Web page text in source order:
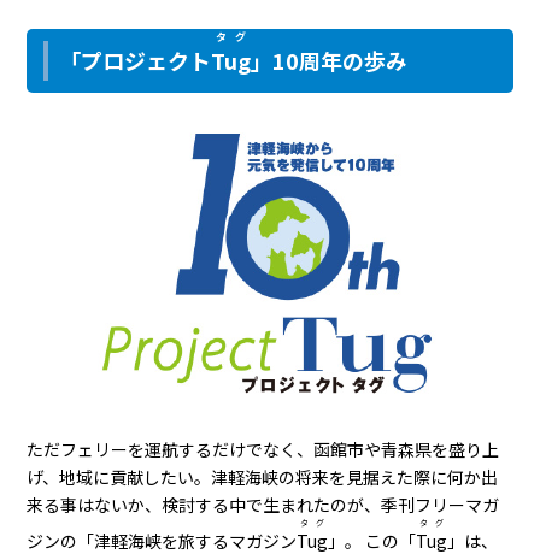
「プロジェクトTug
タグ
」10周年の歩み
ただフェリーを運航するだけでなく、函館市や青森県を盛り上
げ、地域に貢献したい。津軽海峡の将来を見据えた際に何か出
来る事はないか、検討する中で生まれたのが、季刊フリーマガ
ジンの「津軽海峡を旅するマガジンTug
タグ
」。 この「Tug
タグ
」は、